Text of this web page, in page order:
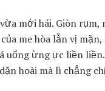
mới hái. Giòn rụm,
me hòa lẫn vị
uống ừng ực liền
hoài mà lì chẳng